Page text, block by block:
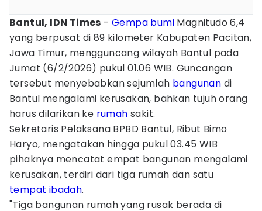
‎Bantul, IDN Times -Gempa bumi Magnitudo 6,4
yang berpusat di 89 kilometer Kabupaten Pacitan,
Jawa Timur, mengguncang wilayah Bantul pada
Jumat (6/2/2026) pukul 01.06 WIB. Guncangan
tersebut menyebabkan sejumlah bangunan di
Bantul mengalami kerusakan, bahkan tujuh orang
harus dilarikan ke rumah sakit.
Sekretaris Pelaksana BPBD Bantul, Ribut Bimo
Haryo, mengatakan hingga pukul 03.45 WIB
pihaknya mencatat empat bangunan mengalami
kerusakan, terdiri dari tiga rumah dan satu
tempat ibadah.
"Tiga bangunan rumah yang rusak berada di